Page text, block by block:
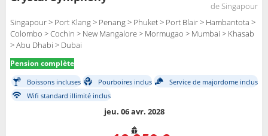
de Singapour
Singapour > Port Klang > Penang > Phuket > Port Blair > Hambantota >
Colombo > Cochin > New Mangalore > Mormugao > Mumbai > Khasab
> Abu Dhabi > Dubai
Pension complète
Boissons incluses Pourboires inclus
Service de majordome inclus
Wifi standard illimité inclus
jeu. 06 avr. 2028